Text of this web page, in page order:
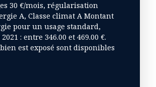
30 €/mois, régularisation
A, Classe climat A Montant
pour un usage standard,
: entre 346.00 et 469.00 €.
est exposé sont disponibles